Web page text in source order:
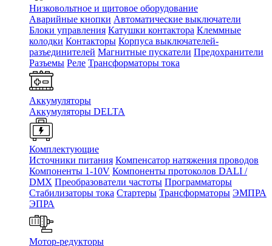
Низковольтное и щитовое оборудование
Аварийные кнопки Автоматические выключатели
Блоки управления Катушки контактора Клеммные
колодки Контакторы Корпуса выключателей-
разъединителей Магнитные пускатели Предохранители
Разъемы Реле Трансформаторы тока
Аккумуляторы
Аккумуляторы DELTA
Комплектующие
Источники питания Компенсатор натяжения проводов
Компоненты 1-10V Компоненты протоколов DALI /
DMX Преобразователи частоты Программаторы
Стабилизаторы тока Стартеры Трансформаторы ЭМПРА
ЭПРА
Мотор-редукторы